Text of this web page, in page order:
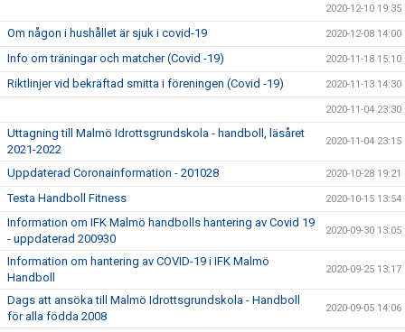
2020-12-10 19:35
Om någon i hushållet är sjuk i covid-19 2020-12-08 14:00
Info om träningar och matcher (Covid -19) 2020-11-18 15:10
Riktlinjer vid bekräftad smitta i föreningen (Covid -19) 2020-11-13 14:30
2020-11-04 23:30
Uttagning till Malmö Idrottsgrundskola - handboll, läsåret
2021-2022
2020-11-04 23:15
Uppdaterad Coronainformation - 201028 2020-10-28 19:21
Testa Handboll Fitness 2020-10-15 13:54
Information om IFK Malmö handbolls hantering av Covid 19
- uppdaterad 200930
2020-09-30 13:05
Information om hantering av COVID-19 i IFK Malmö
Handboll
2020-09-25 13:17
Dags att ansöka till Malmö Idrottsgrundskola - Handboll
för alla födda 2008
2020-09-05 14:06